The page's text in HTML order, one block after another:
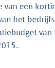
van een
het
van